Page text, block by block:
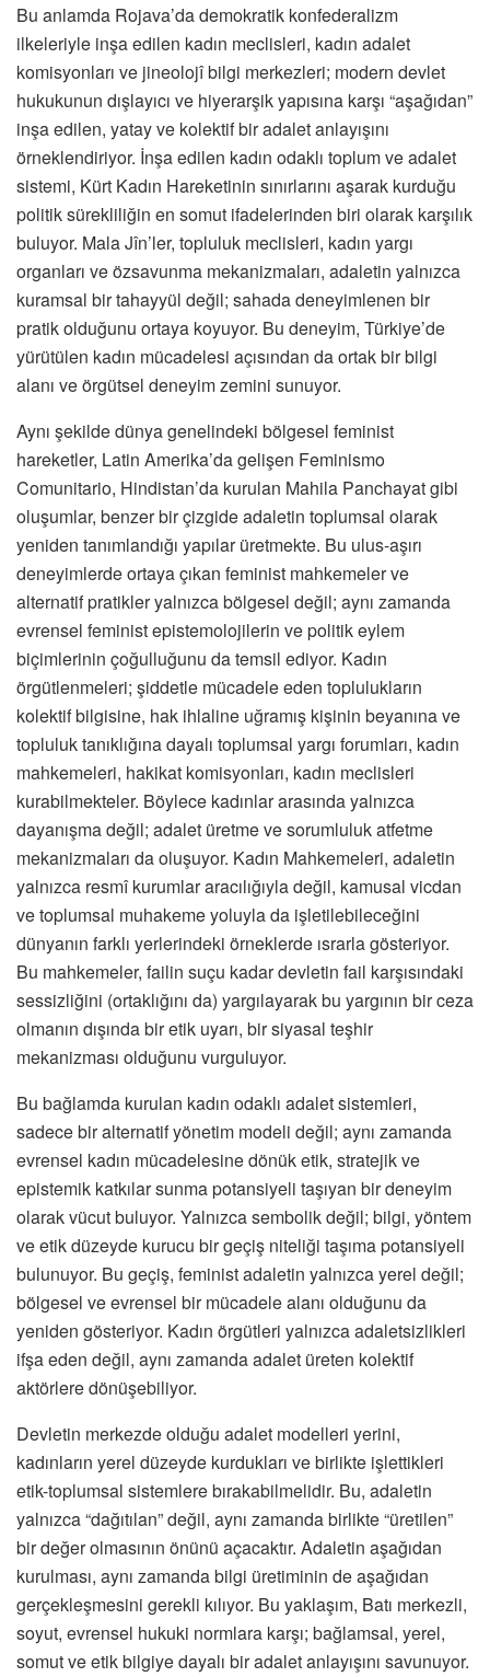
Bu anlamda Rojava’da demokratik konfederalizm
ilkeleriyle inşa edilen kadın meclisleri, kadın adalet
komisyonları ve jineolojî bilgi merkezleri; modern devlet
hukukunun dışlayıcı ve hiyerarşik yapısına karşı “aşağıdan”
inşa edilen, yatay ve kolektif bir adalet anlayışını
örneklendiriyor. İnşa edilen kadın odaklı toplum ve adalet
sistemi, Kürt Kadın Hareketinin sınırlarını aşarak kurduğu
politik sürekliliğin en somut ifadelerinden biri olarak karşılık
buluyor. Mala Jîn’ler, topluluk meclisleri, kadın yargı
organları ve özsavunma mekanizmaları, adaletin yalnızca
kuramsal bir tahayyül değil; sahada deneyimlenen bir
pratik olduğunu ortaya koyuyor. Bu deneyim, Türkiye’de
yürütülen kadın mücadelesi açısından da ortak bir bilgi
alanı ve örgütsel deneyim zemini sunuyor.
Aynı şekilde dünya genelindeki bölgesel feminist
hareketler, Latin Amerika’da gelişen Feminismo
Comunitario, Hindistan’da kurulan Mahila Panchayat gibi
oluşumlar, benzer bir çizgide adaletin toplumsal olarak
yeniden tanımlandığı yapılar üretmekte. Bu ulus-aşırı
deneyimlerde ortaya çıkan feminist mahkemeler ve
alternatif pratikler yalnızca bölgesel değil; aynı zamanda
evrensel feminist epistemolojilerin ve politik eylem
biçimlerinin çoğulluğunu da temsil ediyor. Kadın
örgütlenmeleri; şiddetle mücadele eden toplulukların
kolektif bilgisine, hak ihlaline uğramış kişinin beyanına ve
topluluk tanıklığına dayalı toplumsal yargı forumları, kadın
mahkemeleri, hakikat komisyonları, kadın meclisleri
kurabilmekteler. Böylece kadınlar arasında yalnızca
dayanışma değil; adalet üretme ve sorumluluk atfetme
mekanizmaları da oluşuyor. Kadın Mahkemeleri, adaletin
yalnızca resmî kurumlar aracılığıyla değil, kamusal vicdan
ve toplumsal muhakeme yoluyla da işletilebileceğini
dünyanın farklı yerlerindeki örneklerde ısrarla gösteriyor.
Bu mahkemeler, failin suçu kadar devletin fail karşısındaki
sessizliğini (ortaklığını da) yargılayarak bu yargının bir ceza
olmanın dışında bir etik uyarı, bir siyasal teşhir
mekanizması olduğunu vurguluyor.
Bu bağlamda kurulan kadın odaklı adalet sistemleri,
sadece bir alternatif yönetim modeli değil; aynı zamanda
evrensel kadın mücadelesine dönük etik, stratejik ve
epistemik katkılar sunma potansiyeli taşıyan bir deneyim
olarak vücut buluyor. Yalnızca sembolik değil; bilgi, yöntem
ve etik düzeyde kurucu bir geçiş niteliği taşıma potansiyeli
bulunuyor. Bu geçiş, feminist adaletin yalnızca yerel değil;
bölgesel ve evrensel bir mücadele alanı olduğunu da
yeniden gösteriyor. Kadın örgütleri yalnızca adaletsizlikleri
ifşa eden değil, aynı zamanda adalet üreten kolektif
aktörlere dönüşebiliyor.
Devletin merkezde olduğu adalet modelleri yerini,
kadınların yerel düzeyde kurdukları ve birlikte işlettikleri
etik-toplumsal sistemlere bırakabilmelidir. Bu, adaletin
yalnızca “dağıtılan” değil, aynı zamanda birlikte “üretilen”
bir değer olmasının önünü açacaktır. Adaletin aşağıdan
kurulması, aynı zamanda bilgi üretiminin de aşağıdan
gerçekleşmesini gerekli kılıyor. Bu yaklaşım, Batı merkezli,
soyut, evrensel hukuki normlara karşı; bağlamsal, yerel,
somut ve etik bilgiye dayalı bir adalet anlayışını savunuyor.